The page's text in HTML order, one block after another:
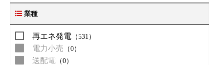
業種
再エネ発電 （531）
電力小売 （0）
送配電 （0）